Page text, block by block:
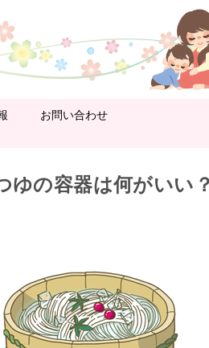
お問い合わせ
ゆの容器は何がいい